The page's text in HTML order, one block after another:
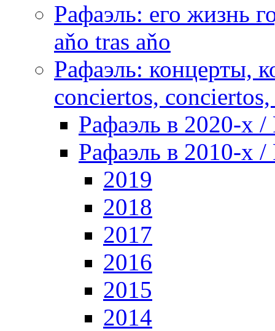
Рафаэль: его жизнь
aňo tras aňo
Рафаэль: концерты,
conciertos,
Рафаэль в 2020-х /
Рафаэль в 2010-х /
2019
2018
2017
2016
2015
2014